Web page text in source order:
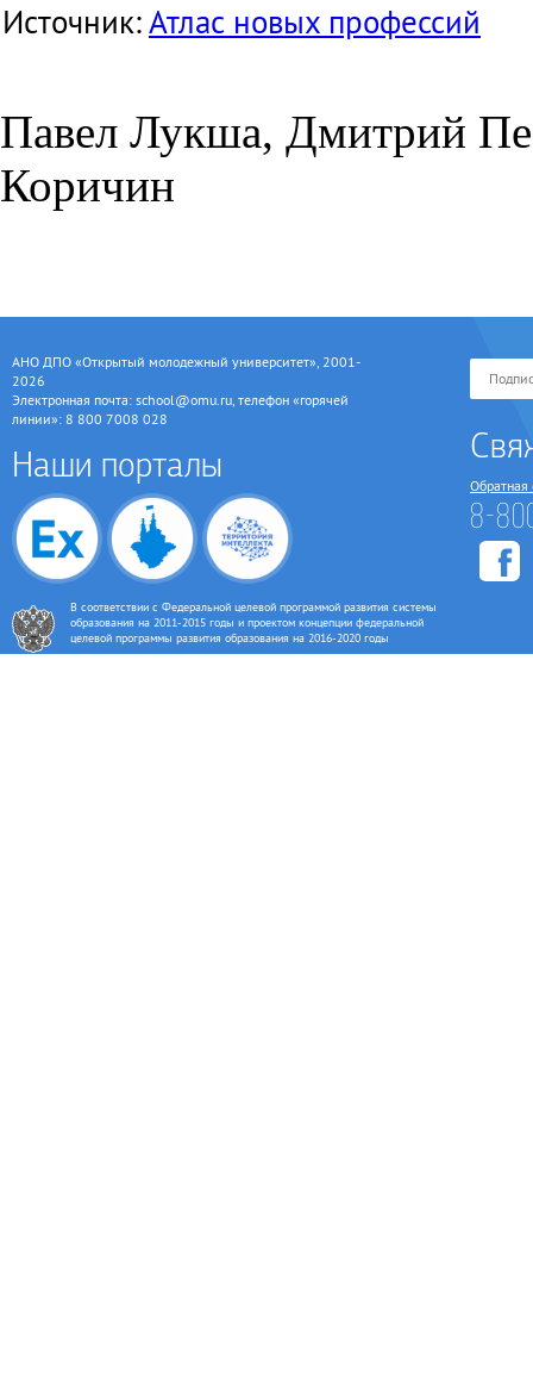
Источник:Атлас новых профессий
Павел Лукша, Дмитрий
Коричин
АНО ДПО «Открытый молодежный университет», 2001-
2026
Электронная почта: school@omu.ru, телефон «горячей
линии»: 8 800 7008 028
Наши порталы
В соответствии с Федеральной целевой программой развития системы
образования на 2011-2015 годы и проектом концепции федеральной
целевой программы развития образования на 2016-2020 годы
Обратная
8-